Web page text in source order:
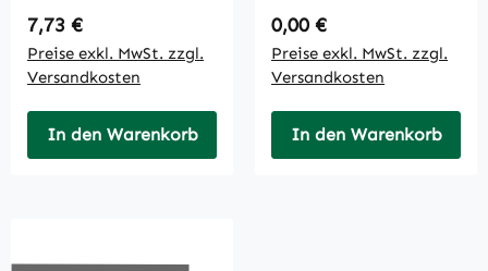
Regulärer Preis:
7,73 €
Preise exkl. MwSt. zzgl.
Versandkosten
In den Warenkorb
ohne Belag
Regulärer Preis:
0,00 €
Preise exkl. MwSt. zzgl.
Versandkosten
In den Warenkorb